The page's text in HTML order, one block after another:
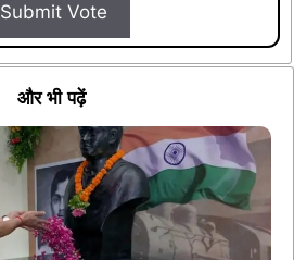
Submit Vote
और भी पढ़ें